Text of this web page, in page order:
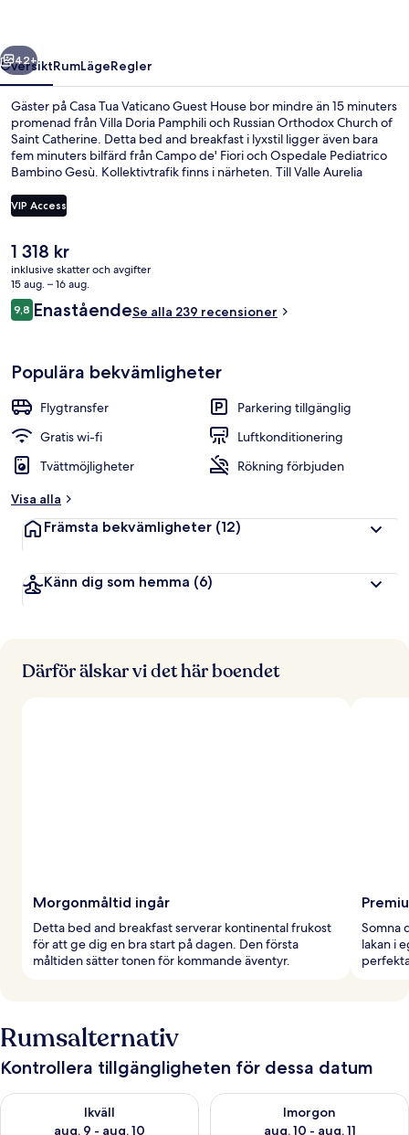
Nästa
42+
ÖversiktRumLägeRegler
Gäster på Casa Tua Vaticano Guest House bor mindre än 15 minuters
promenad från Villa Doria Pamphili och Russian Orthodox Church of
Saint Catherine. Detta bed and breakfast i lyxstil ligger även bara
fem minuters bilfärd från Campo de' Fiori och Ospedale Pediatrico
Bambino Gesù. Kollektivtrafik finns i närheten. Till Valle Aurelia
VIP Access
Det
nuvarande
priset
är
1 318 kr
1 318 kr
inklusive skatter och avgifter
15 aug. – 16 aug.
Recensioner
9,89,8 av 10,
EnaståendeSe alla 239 recensioner
Populära bekvämligheter
Flygtransfer
Parkering tillgänglig
Gratis wi-fi
Luftkonditionering
Tvättmöjligheter
Rökning förbjuden
Visa alla
Främsta bekvämligheter (12)
Känn dig som hemma (6)
Därför älskar vi det här boendet
Morgonmåltid ingår
Detta bed and breakfast serverar kontinental frukost
för att ge dig en bra start på dagen. Den första
måltiden sätter tonen för kommande äventyr.
Somna
lakan i
Rumsalternativ
Kontrollera tillgängligheten för dessa datum
Ikväll
aug. 9 - aug. 10
Kontrollera tillgängligheten för ikväll aug. 9 - aug. 10
Imorgon
aug. 10 - aug. 11
Kontrollera tillgängligheten